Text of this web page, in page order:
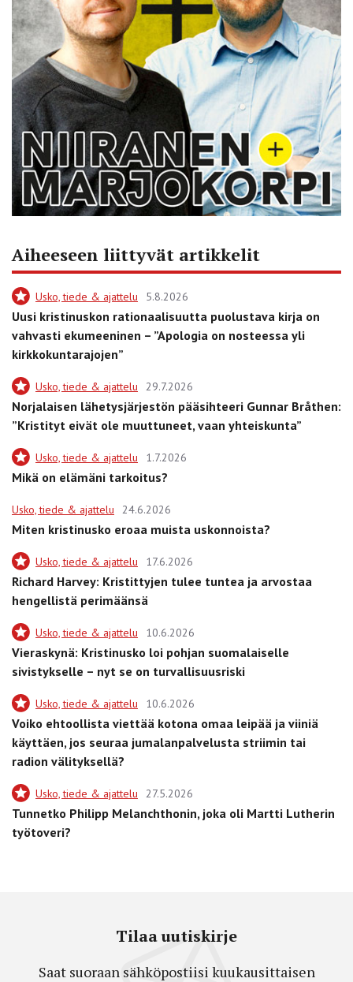
Aiheeseen liittyvät artikkelit
Usko, tiede & ajattelu 5.8.2026
Uusi kristinuskon rationaalisuutta puolustava kirja on
vahvasti ekumeeninen – ”Apologia on nosteessa yli
kirkkokuntarajojen”
Usko, tiede & ajattelu 29.7.2026
Norjalaisen lähetysjärjestön pääsihteeri Gunnar Bråthen:
”Kristityt eivät ole muuttuneet, vaan yhteiskunta”
Usko, tiede & ajattelu 1.7.2026
Mikä on elämäni tarkoitus?
Usko, tiede & ajattelu 24.6.2026
Miten kristinusko eroaa muista uskonnoista?
Usko, tiede & ajattelu 17.6.2026
Richard Harvey: Kristittyjen tulee tuntea ja arvostaa
hengellistä perimäänsä
Usko, tiede & ajattelu 10.6.2026
Vieraskynä: Kristinusko loi pohjan suomalaiselle
sivistykselle – nyt se on turvallisuusriski
Usko, tiede & ajattelu 10.6.2026
Voiko ehtoollista viettää kotona omaa leipää ja viiniä
käyttäen, jos seuraa jumalanpalvelusta striimin tai
radion välityksellä?
Usko, tiede & ajattelu 27.5.2026
Tunnetko Philipp Melanchthonin, joka oli Martti Lutherin
työtoveri?
Tilaa uutiskirje
Saat suoraan sähköpostiisi kuukausittaisen